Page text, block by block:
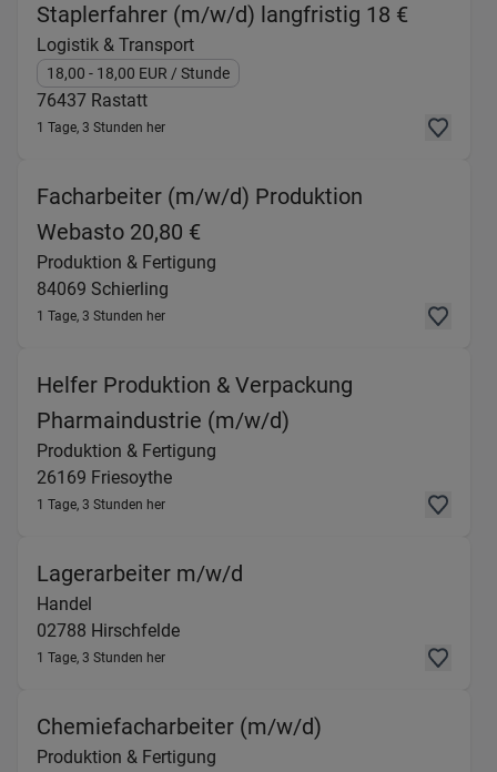
Staplerfahrer (m/w/d) langfristig 18 €
Logistik & Transport
18,00 - 18,00 EUR / Stunde
76437 Rastatt
1 Tage, 3 Stunden her
Facharbeiter (m/w/d) Produktion
Webasto 20,80 €
Produktion & Fertigung
84069 Schierling
1 Tage, 3 Stunden her
Helfer Produktion & Verpackung
Pharmaindustrie (m/w/d)
Produktion & Fertigung
26169 Friesoythe
1 Tage, 3 Stunden her
Lagerarbeiter m/w/d
Handel
02788 Hirschfelde
1 Tage, 3 Stunden her
Chemiefacharbeiter (m/w/d)
Produktion & Fertigung